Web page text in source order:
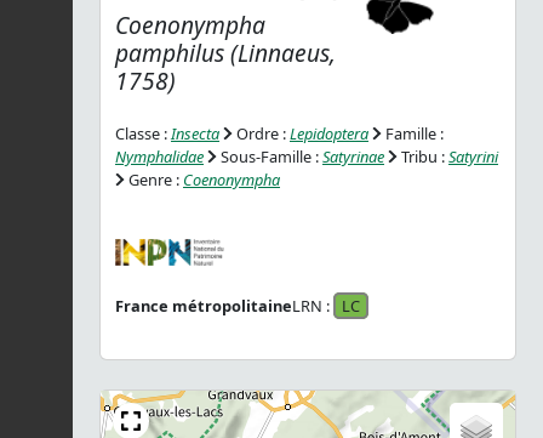
Coenonympha
pamphilus(Linnaeus,
1758)
Classe :Insecta Ordre :Lepidoptera
Famille :
Nymphalidae
Sous-Famille :Satyrinae Tribu :Satyrini
Genre : Coenonympha
France métropolitaineLRN : LC